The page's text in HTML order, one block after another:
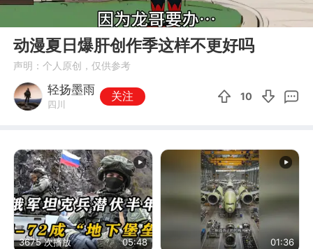
02:40
动漫夏日爆肝创作季这样不更好吗
声明：个人原创，仅供参考
轻扬墨雨
四川
关注 10
3675 次播放 05:48 01:36